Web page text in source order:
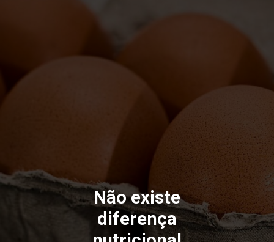
Não existe
diferença